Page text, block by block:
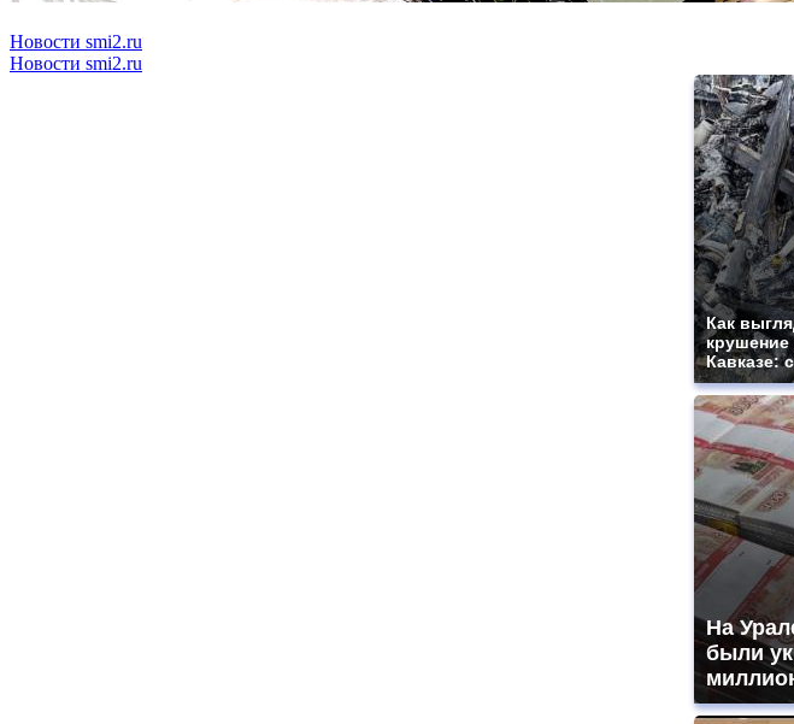
Новости smi2.ru
Новости smi2.ru
Как
крушение
Кавказе:
На
были